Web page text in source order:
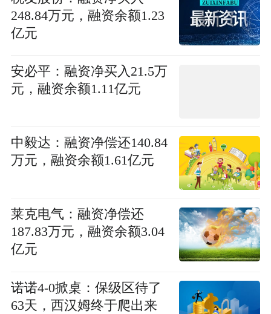
248.84万元，融资余额1.23
亿元
安必平：融资净买入21.5万
元，融资余额1.11亿元
中毅达：融资净偿还140.84
万元，融资余额1.61亿元
莱克电气：融资净偿还
187.83万元，融资余额3.04
亿元
诺诺4-0掀桌：保级区待了
63天，西汉姆终于爬出来